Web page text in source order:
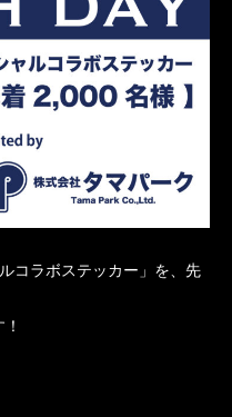
コラボステッカー」を、先